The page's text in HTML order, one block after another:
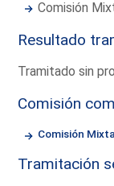
Comisión
Resultado
Tramitado sin
Comisión
Comisión
Tramitación